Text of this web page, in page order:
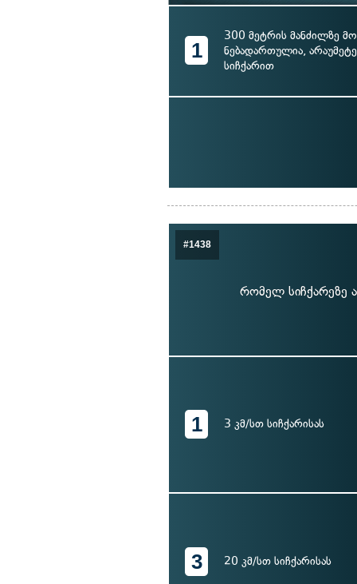
1
300 მეტრის მანძილზე
ნებადართულია,
სიჩქარით
#1438
რომელ სიჩქარეზე
1 3 კმ/სთ სიჩქარისას
3 20 კმ/სთ სიჩქარისას